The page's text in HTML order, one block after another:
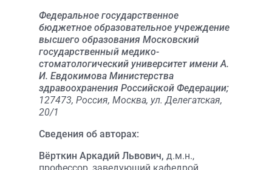
Федеральное государственное
бюджетное образовательное учреждение
высшего образования Московский
государственный медико-
стоматологический университет имени А.
И. Евдокимова Министерства
здравоохранения Российской Федерации;
127473, Россия, Москва, ул. Делегатская,
20/1
Сведения об авторах:
Вёрткин Аркадий Львович, д.м.н.,